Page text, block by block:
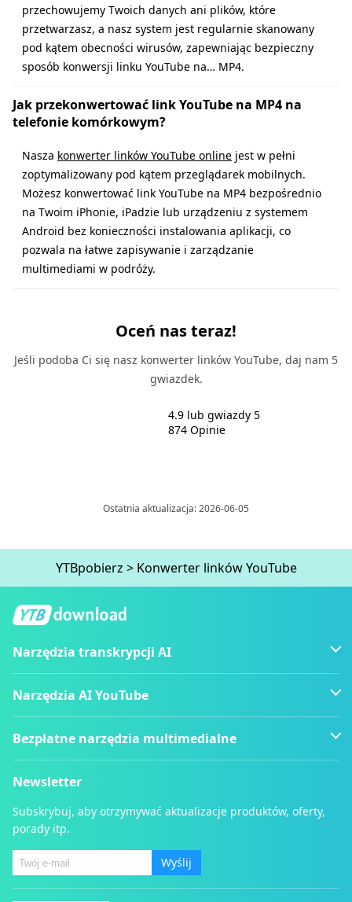
przechowujemy Twoich danych ani plików, które
przetwarzasz, a nasz system jest regularnie skanowany
pod kątem obecności wirusów, zapewniając bezpieczny
sposób konwersji linku YouTube na… MP4.
Jak przekonwertować link YouTube na MP4 na
telefonie komórkowym?
Nasza konwerter linków YouTube online jest w pełni
zoptymalizowany pod kątem przeglądarek mobilnych.
Możesz konwertować link YouTube na MP4 bezpośrednio
na Twoim iPhonie, iPadzie lub urządzeniu z systemem
Android bez konieczności instalowania aplikacji, co
pozwala na łatwe zapisywanie i zarządzanie
multimediami w podróży.
Oceń nas teraz!
Jeśli podoba Ci się nasz konwerter linków YouTube, daj nam 5
gwiazdek.
4.9lub gwiazdy 5
874Opinie
Ostatnia aktualizacja: 2026-06-05
YTBpobierz > Konwerter linków YouTube
Narzędzia transkrypcji AI
Narzędzia AI YouTube
Bezpłatne narzędzia multimedialne
Newsletter
Subskrybuj, aby otrzymywać aktualizacje produktów, oferty,
porady itp.
Wyślij